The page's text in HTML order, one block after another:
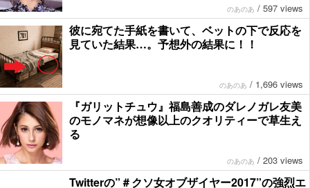
のあのあ / 597 views
彼に宛てた手紙を書いて、ベットの下で反応を
見ていた結果…。予想外の結果に！！
のあのあ / 1,696 views
『ガリットチュウ』福島善成のダレノガレ友美
のモノマネが想像以上のクオリティーで草生え
る
のあのあ / 203 views
Twitterの”＃クソ女オブザイヤー2017”の強烈エ